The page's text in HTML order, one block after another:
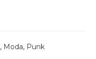
, Moda, Punk